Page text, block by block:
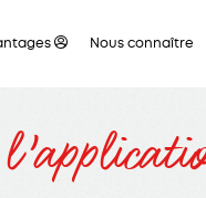
Nous connaître